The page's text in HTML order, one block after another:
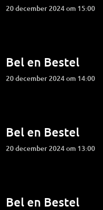
20 december 2024 om 15:00
Bel en Bestel
20 december 2024 om 14:00
Bel en Bestel
20 december 2024 om 13:00
Bel en Bestel